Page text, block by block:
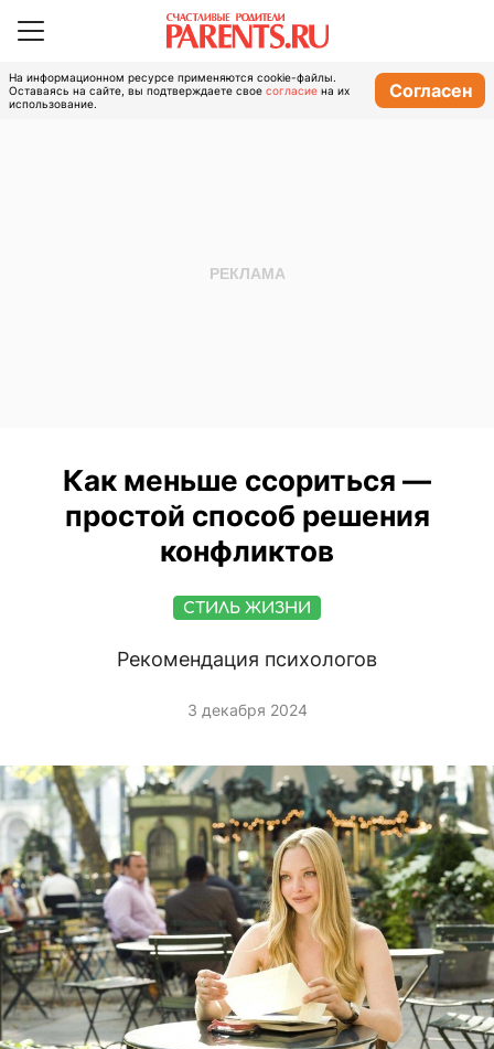
На информационном ресурсе применяются cookie-файлы.
Оставаясь на сайте, вы подтверждаете свое согласие на их
использование.
Согласен
Как меньше ссориться —
простой способ решения
конфликтов
СТИЛЬ ЖИЗНИ
Рекомендация психологов
3 декабря 2024